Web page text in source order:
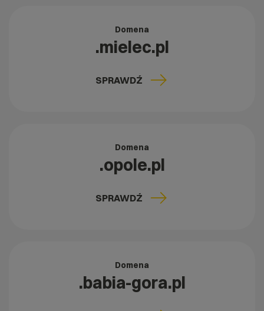
Domena
.mielec.pl
SPRAWDŹ
Domena
.opole.pl
SPRAWDŹ
Domena
.babia-gora.pl